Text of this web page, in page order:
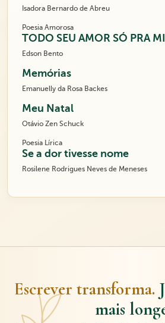
Isadora Bernardo de Abreu
Poesia Amorosa
TODO SEU AMOR SÓ PRA
Edson Bento
Memórias
Emanuelly da Rosa Backes
Meu Natal
Otávio Zen Schuck
Poesia Lírica
Se a dor tivesse nome
Rosilene Rodrigues Neves de Meneses
Escrever transforma.
mais